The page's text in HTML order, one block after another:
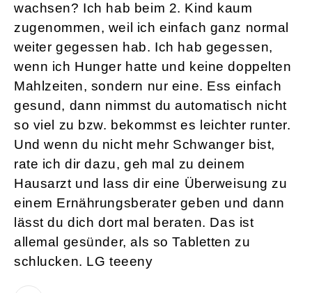
wachsen? Ich hab beim 2. Kind kaum
zugenommen, weil ich einfach ganz normal
weiter gegessen hab. Ich hab gegessen,
wenn ich Hunger hatte und keine doppelten
Mahlzeiten, sondern nur eine. Ess einfach
gesund, dann nimmst du automatisch nicht
so viel zu bzw. bekommst es leichter runter.
Und wenn du nicht mehr Schwanger bist,
rate ich dir dazu, geh mal zu deinem
Hausarzt und lass dir eine Überweisung zu
einem Ernährungsberater geben und dann
lässt du dich dort mal beraten. Das ist
allemal gesünder, als so Tabletten zu
schlucken. LG teeeny